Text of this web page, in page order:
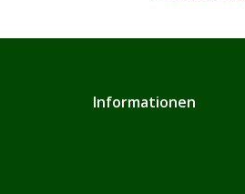
Informationen